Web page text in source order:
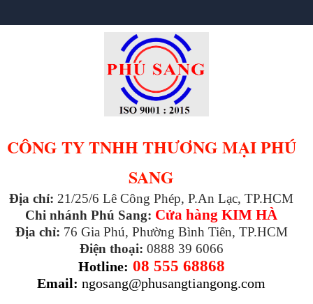
CÔNG TY TNHH THƯƠNG MẠI PHÚ
SANG
Địa chỉ: 21/25/6 Lê Công Phép, P.An Lạc, TP.HCM
Chi nhánh Phú Sang: Cửa hàng KIM HÀ
Địa chỉ: 76 Gia Phú, Phường Bình Tiên, TP.HCM
Điện thoại: 0888 39 6066
Hotline: 08 555 68868
Email: ngosang@phusangtiangong.com